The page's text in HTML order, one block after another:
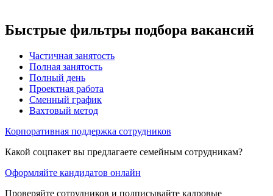
Быстрые фильтры подбора вакансий
Частичная занятость
Полная занятость
Полный день
Проектная работа
Сменный график
Вахтовый метод
Корпоративная поддержка сотрудников
Какой соцпакет вы предлагаете семейным сотрудникам?
Оформляйте кандидатов онлайн
Проверяйте сотрудников и подписывайте кадровые